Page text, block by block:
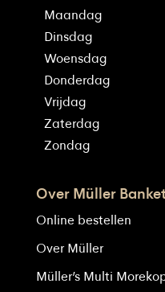
Maandag
Dinsdag
Woensdag
Donderdag
Vrijdag
Zaterdag
Zondag
Over Müller
Online bestellen
Over Müller
Müller’s Multi